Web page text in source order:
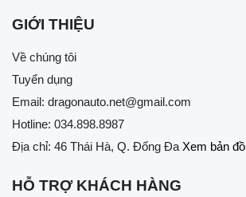
GIỚI THIỆU
Về chúng tôi
Tuyển dụng
Email: dragonauto.net@gmail.com
Hotline: 034.898.8987
Địa chỉ: 46 Thái Hà, Q. Đống Đa Xem bản đồ
HỖ TRỢ KHÁCH HÀNG